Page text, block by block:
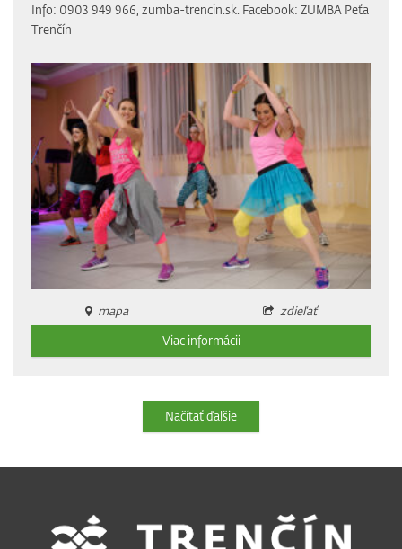
Info: 0903 949 966, zumba-trencin.sk. Facebook: ZUMBA Peťa
Trenčín
mapa
zdieľať
Viac informácii
Načítať ďalšie